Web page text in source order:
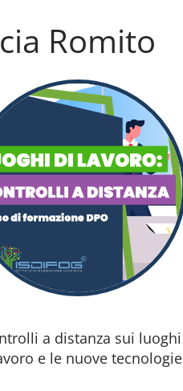
Romito
a distanza sui luoghi
e le nuove tecnologie